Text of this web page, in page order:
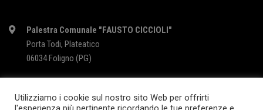
Palestra Comunale "FAUSTO CICCIOLI"
Porta Todi, Plateatico
06034 Foligno (PG)
Utilizziamo i cookie sul nostro sito Web per offrirti